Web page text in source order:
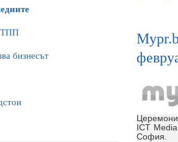
бизнесът
ICT
София.